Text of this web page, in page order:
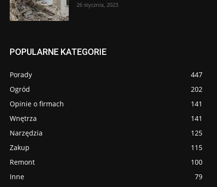
26 stycznia, 2023
POPULARNE KATEGORIE
Porady
447
Ogród
202
Opinie o firmach
141
Wnętrza
141
Narzędzia
125
Zakup
115
Remont
100
Inne
79